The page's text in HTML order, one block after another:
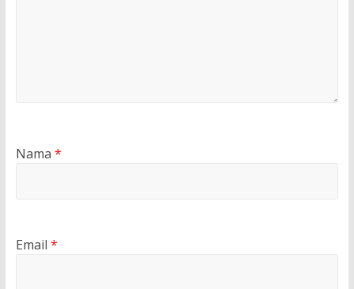
Nama *
Email *